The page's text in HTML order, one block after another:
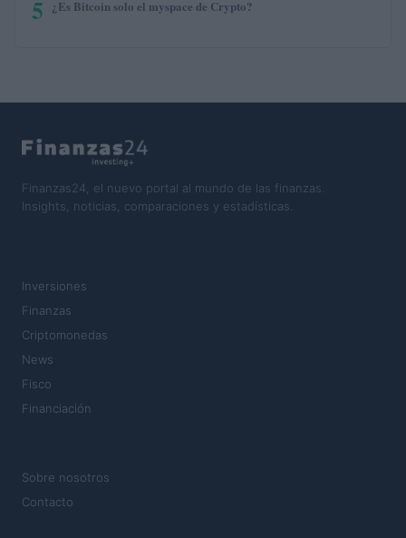
5 ¿Es Bitcoin solo el myspace de Crypto?
Finanzas24, el nuevo portal al mundo de las finanzas.
Insights, noticias, comparaciones y estadísticas.
Inversiones
Finanzas
Criptomonedas
News
Fisco
Financiación
Sobre nosotros
Contacto